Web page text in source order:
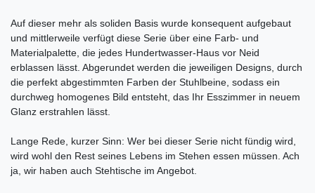
Auf dieser mehr als soliden Basis wurde konsequent aufgebaut
und mittlerweile verfügt diese Serie über eine Farb- und
Materialpalette, die jedes Hundertwasser-Haus vor Neid
erblassen lässt. Abgerundet werden die jeweiligen Designs, durch
die perfekt abgestimmten Farben der Stuhlbeine, sodass ein
durchweg homogenes Bild entsteht, das Ihr Esszimmer in neuem
Glanz erstrahlen lässt.
Lange Rede, kurzer Sinn: Wer bei dieser Serie nicht fündig wird,
wird wohl den Rest seines Lebens im Stehen essen müssen. Ach
ja, wir haben auch Stehtische im Angebot.